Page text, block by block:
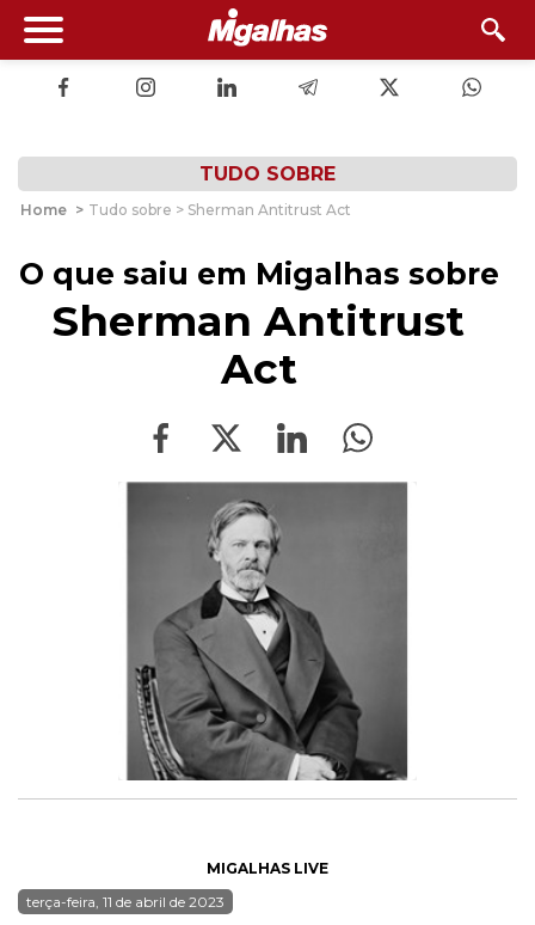
TUDO SOBRE
Home > Tudo sobre > Sherman Antitrust Act
O que saiu em Migalhas sobre
Sherman Antitrust
Act
MIGALHAS LIVE
terça-feira, 11 de abril de 2023